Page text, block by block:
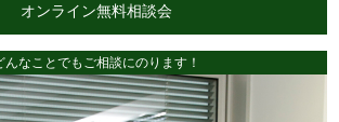
オンライン無料相談会
んなことでもご相談にのります！